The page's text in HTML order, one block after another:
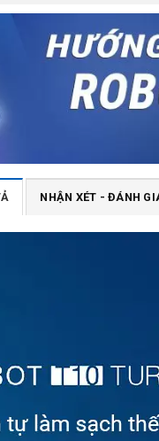
NHẬN XÉT - ĐÁNH